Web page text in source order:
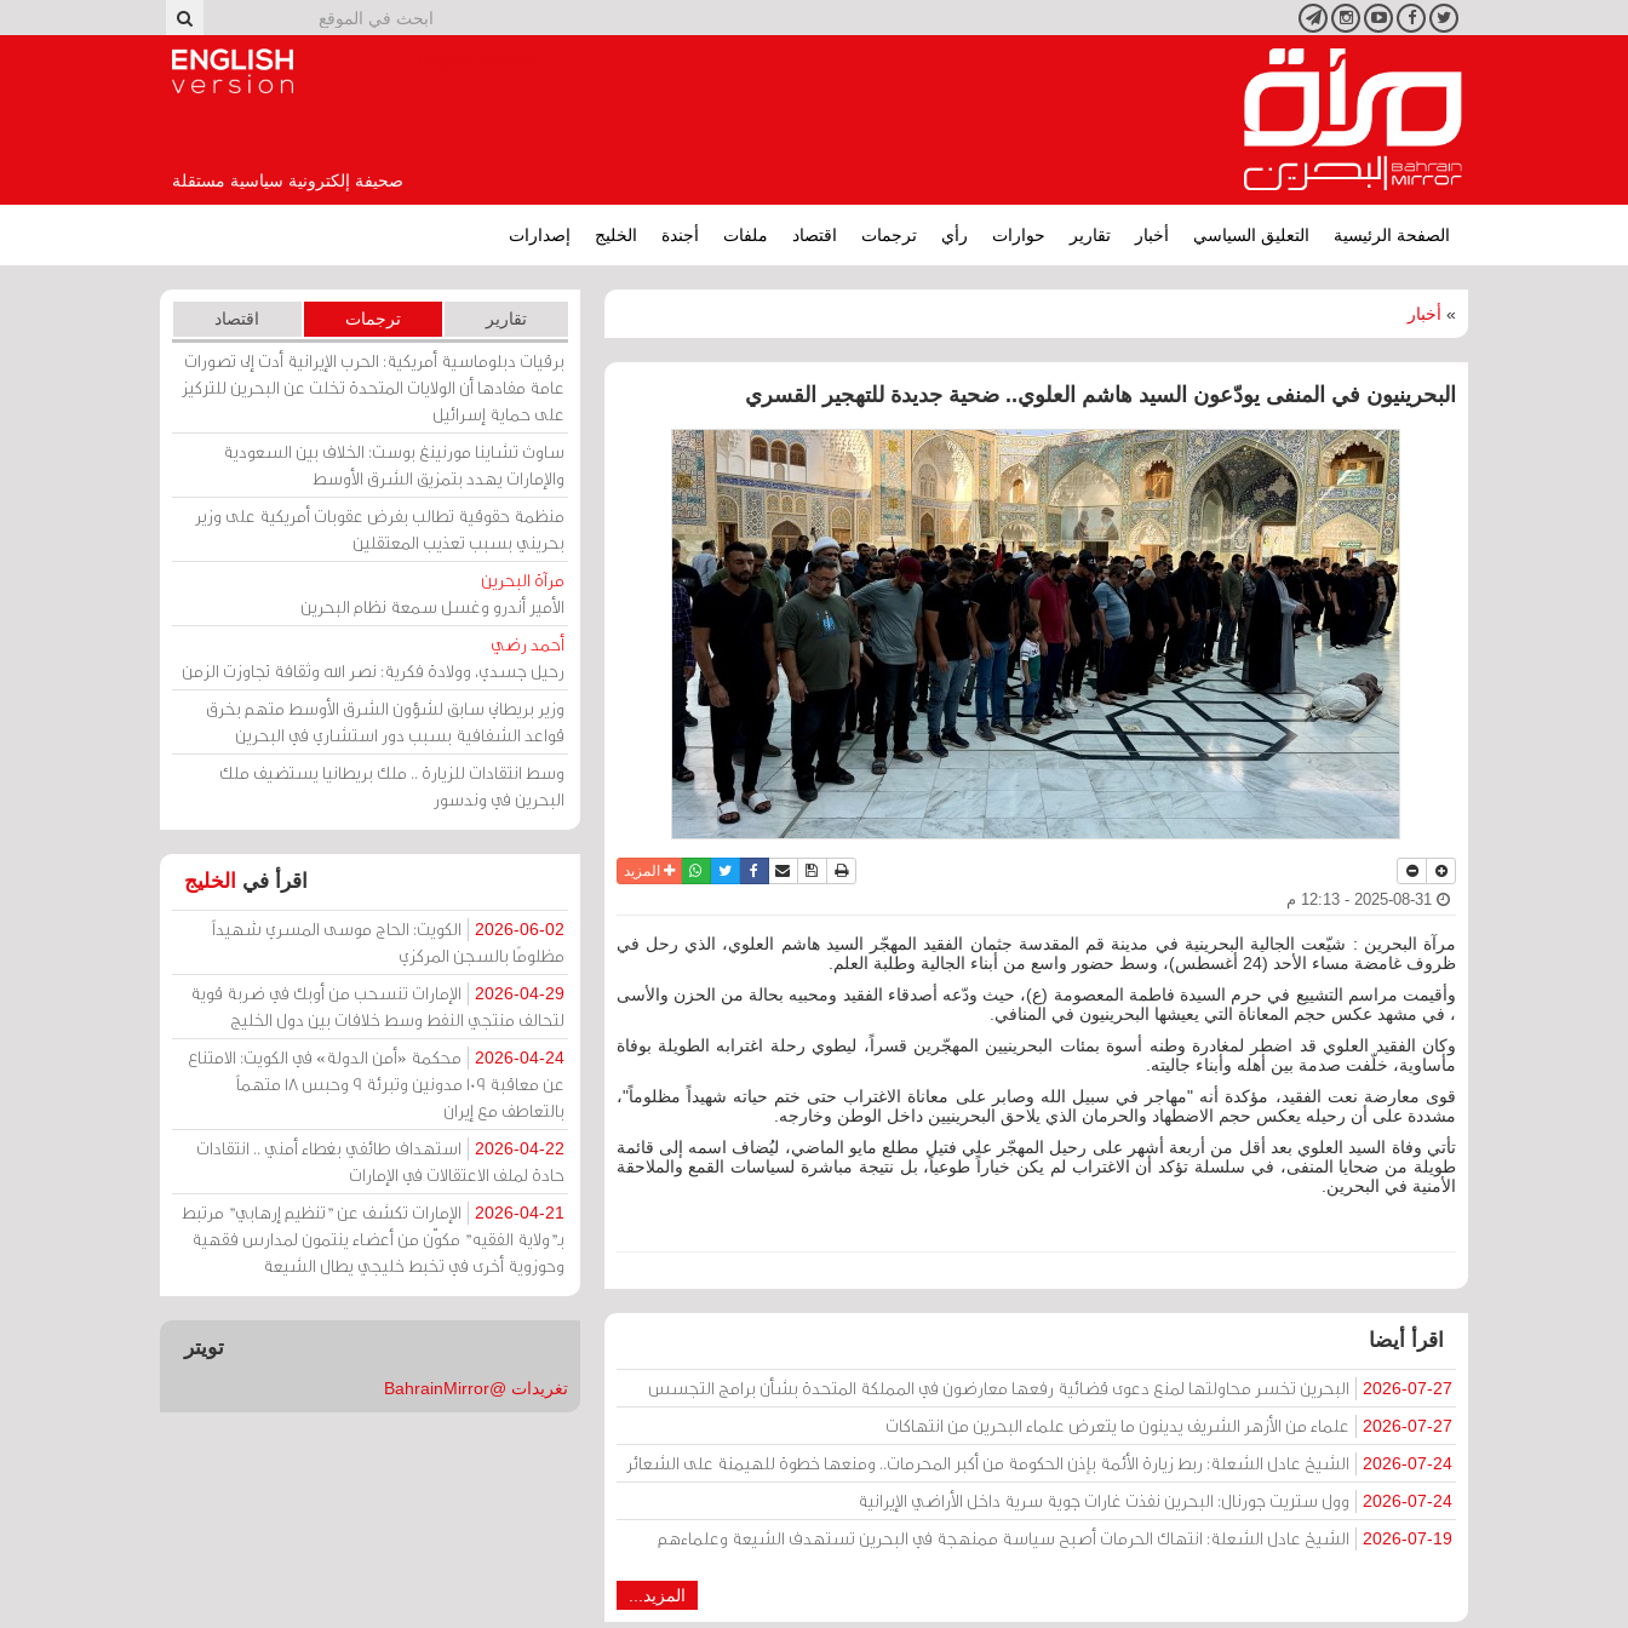
تويتر فيسبوكيوتيوبانستجرامتليجرام
صحيفة إلكترونية سياسية مستقلة
الصفحة الرئيسية التعليق السياسي أخبار تقارير حوارات رأي ترجمات اقتصاد ملفات أجندة الخليج إصدارات
» أخبار
البحرينيون في المنفى يودّعون السيد هاشم العلوي.. ضحية جديدة للتهجير القسري
نسخة للطباعة
حفظ الموضوع
أرسل الى صديق
فيسبوكتويترواتسابالمزيد
مرآة البحرين : شيّعت الجالية البحرينية في مدينة قم المقدسة جثمان الفقيد المهجّر السيد هاشم العلوي، الذي رحل في
ظروف غامضة مساء الأحد (24 أغسطس)، وسط حضور واسع من أبناء الجالية وطلبة العلم.
وأقيمت مراسم التشييع في حرم السيدة فاطمة المعصومة (ع)، حيث ودّعه أصدقاء الفقيد ومحبيه بحالة من الحزن والأسى
، في مشهد عكس حجم المعاناة التي يعيشها البحرينيون في المنافي.
وكان الفقيد العلوي قد اضطر لمغادرة وطنه أسوة بمئات البحرينيين المهجّرين قسراً، ليطوي رحلة اغترابه الطويلة بوفاة
مأساوية، خلّفت صدمة بين أهله وأبناء جاليته.
قوى معارضة نعت الفقيد، مؤكدة أنه "مهاجر في سبيل الله وصابر على معاناة الاغتراب حتى ختم حياته شهيداً مظلوماً"،
مشددة على أن رحيله يعكس حجم الاضطهاد والحرمان الذي يلاحق البحرينيين داخل الوطن وخارجه.
تأتي وفاة السيد العلوي بعد أقل من أربعة أشهر على رحيل المهجّر علي فتيل مطلع مايو الماضي، ليُضاف اسمه إلى قائمة
طويلة من ضحايا المنفى، في سلسلة تؤكد أن الاغتراب لم يكن خياراً طوعياً، بل نتيجة مباشرة لسياسات القمع والملاحقة
الأمنية في البحرين.
اقرأ أيضا
2026-07-27 البحرين تخسر محاولتها لمنع دعوى قضائية رفعها معارضون في المملكة المتحدة بشأن برامج التجسس
2026-07-27 علماء من الأزهر الشريف يدينون ما يتعرض علماء البحرين من انتهاكات
2026-07-24 الشيخ عادل الشعلة: ربط زيارة الأئمة بإذن الحكومة من أكبر المحرمات.. ومنعها خطوة للهيمنة على الشعائر
2026-07-24 وول ستريت جورنال: البحرين نفذت غارات جوية سرية داخل الأراضي الإيرانية
2026-07-19 الشيخ عادل الشعلة: انتهاك الحرمات أصبح سياسة ممنهجة في البحرين تستهدف الشيعة وعلماءهم
المزيد...
تقارير ترجمات اقتصاد
برقيات دبلوماسية أمريكية: الحرب الإيرانية أدت إلى تصورات
عامة مفادها أن الولايات المتحدة تخلت عن البحرين للتركيز
على حماية إسرائيل
ساوث تشاينا مورنينغ بوست: الخلاف بين السعودية
والإمارات يهدد بتمزيق الشرق الأوسط
منظمة حقوقية تطالب بفرض عقوبات أمريكية على وزير
بحريني بسبب تعذيب المعتقلين
مرآة البحرين
الأمير أندرو وغسل سمعة نظام البحرين
أحمد رضي
رحيل جسدي، وولادة فكرية: نصر الله وثقافة تجاوزت الزمن
وزير بريطاني سابق لشؤون الشرق الأوسط متهم بخرق
قواعد الشفافية بسبب دور استشاري في البحرين
وسط انتقادات للزيارة .. ملك بريطانيا يستضيف ملك
البحرين في وندسور
اقرأ في الخليج
2026-06-02
الكويت: الحاج موسى المسري شهيداً
مظلومًا بالسجن المركزي
2026-04-29
الإمارات تنسحب من أوبك في ضربة قوية
لتحالف منتجي النفط وسط خلافات بين دول الخليج
2026-04-24
محكمة «أمن الدولة» في الكويت: الامتناع
عن معاقبة 109 مدونين وتبرئة 9 وحبس 18 متهماً
بالتعاطف مع إيران
2026-04-22
استهداف طائفي بغطاء أمني .. انتقادات
حادة لملف الاعتقالات في الإمارات
2026-04-21
الإمارات تكشف عن "تنظيم إرهابي" مرتبط
بـ"ولاية الفقيه" مكوّن من أعضاء ينتمون لمدارس فقهية
وحوزوية أخرى في تخبط خليجي يطال الشيعة
تويتر
تغريدات @BahrainMirror